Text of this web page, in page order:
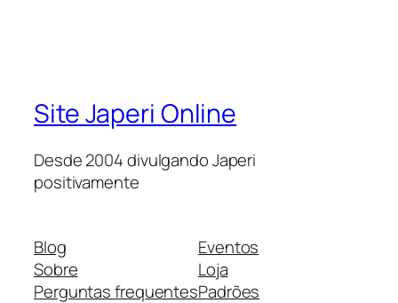
Site Japeri Online
Desde 2004 divulgando Japeri
positivamente
Blog
Sobre
Perguntas frequentes
Eventos
Loja
Padrões